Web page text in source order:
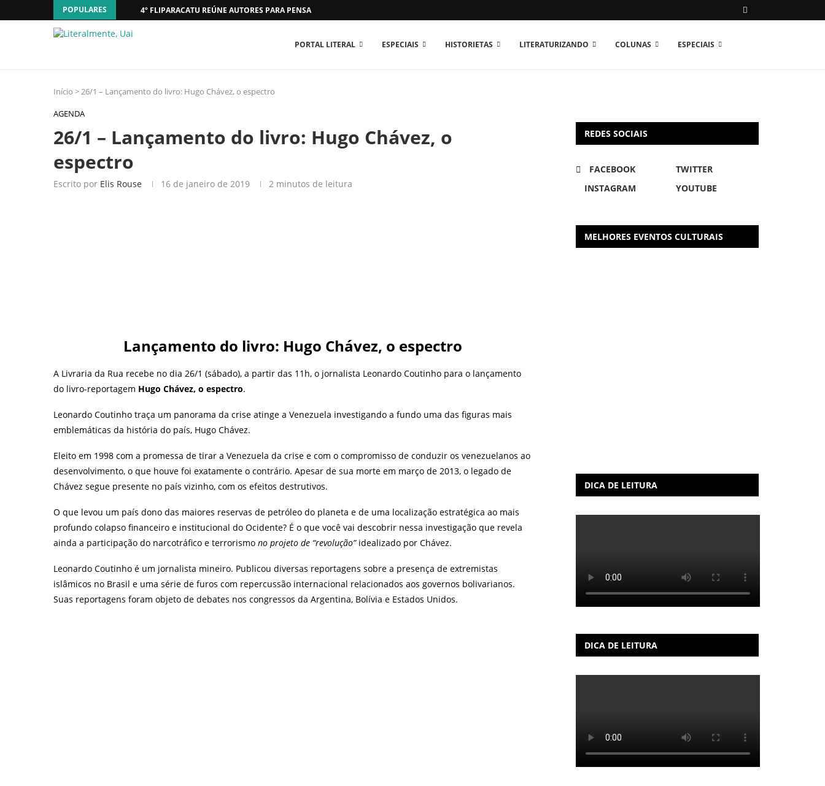
POPULARES 4º FLIPARACATU REÚNE AUTORES PARA PENSAR O MUNDO...
PORTAL LITERAL ESPECIAIS HISTORIETAS LITERATURIZANDO COLUNAS ESPECIAIS
Início >26/1 – Lançamento do livro: Hugo Chávez, o espectro
AGENDA
26/1 – Lançamento do livro: Hugo Chávez, o
espectro
Escrito por Elis Rouse 16 de janeiro de 2019 2 minutos de leitura
Lançamento do livro: Hugo Chávez, o espectro
A Livraria da Rua recebe no dia 26/1 (sábado), a partir das 11h, o jornalista Leonardo Coutinho para o lançamento
do livro-reportagem Hugo Chávez, o espectro.
Leonardo Coutinho traça um panorama da crise atinge a Venezuela investigando a fundo uma das figuras mais
emblemáticas da história do país, Hugo Chávez.
Eleito em 1998 com a promessa de tirar a Venezuela da crise e com o compromisso de conduzir os venezuelanos ao
desenvolvimento, o que houve foi exatamente o contrário. Apesar de sua morte em março de 2013, o legado de
Chávez segue presente no país vizinho, com os efeitos destrutivos.
O que levou um país dono das maiores reservas de petróleo do planeta e de uma localização estratégica ao mais
profundo colapso financeiro e institucional do Ocidente? É o que você vai descobrir nessa investigação que revela
ainda a participação do narcotráfico e terrorismo no projeto de “revolução” idealizado por Chávez.
Leonardo Coutinho é um jornalista mineiro. Publicou diversas reportagens sobre a presença de extremistas
islâmicos no Brasil e uma série de furos com repercussão internacional relacionados aos governos bolivarianos.
Suas reportagens foram objeto de debates nos congressos da Argentina, Bolívia e Estados Unidos.
REDES SOCIAIS
FACEBOOK
TWITTER
INSTAGRAM
YOUTUBE
MELHORES EVENTOS CULTURAIS
DICA DE LEITURA
DICA DE LEITURA